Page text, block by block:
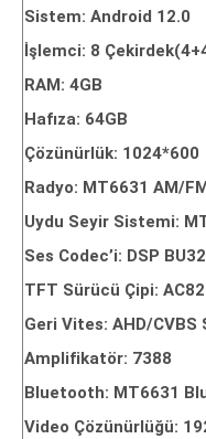
Sistem: Android 12.0
İşlemci: 8
RAM: 4GB
Hafıza: 64GB
Çözünürlük: 1024*600
Radyo: MT6631 AM/
Uydu Seyir Sistemi:
Ses Codec’i: DSP
TFT Sürücü Çipi:
Geri Vites: AHD/CVBS
Amplifikatör: 7388
Bluetooth: MT6631
Video Çözünürlüğü: